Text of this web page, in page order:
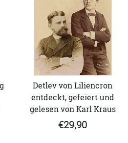
Detlev von Liliencron
entdeckt, gefeiert und
gelesen von Karl Kraus
€29,90